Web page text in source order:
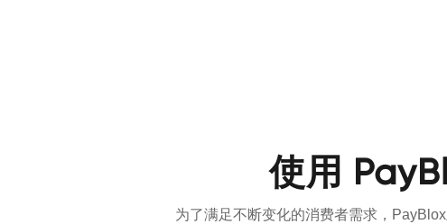
使用
为了满足不断变化的消费者需求，